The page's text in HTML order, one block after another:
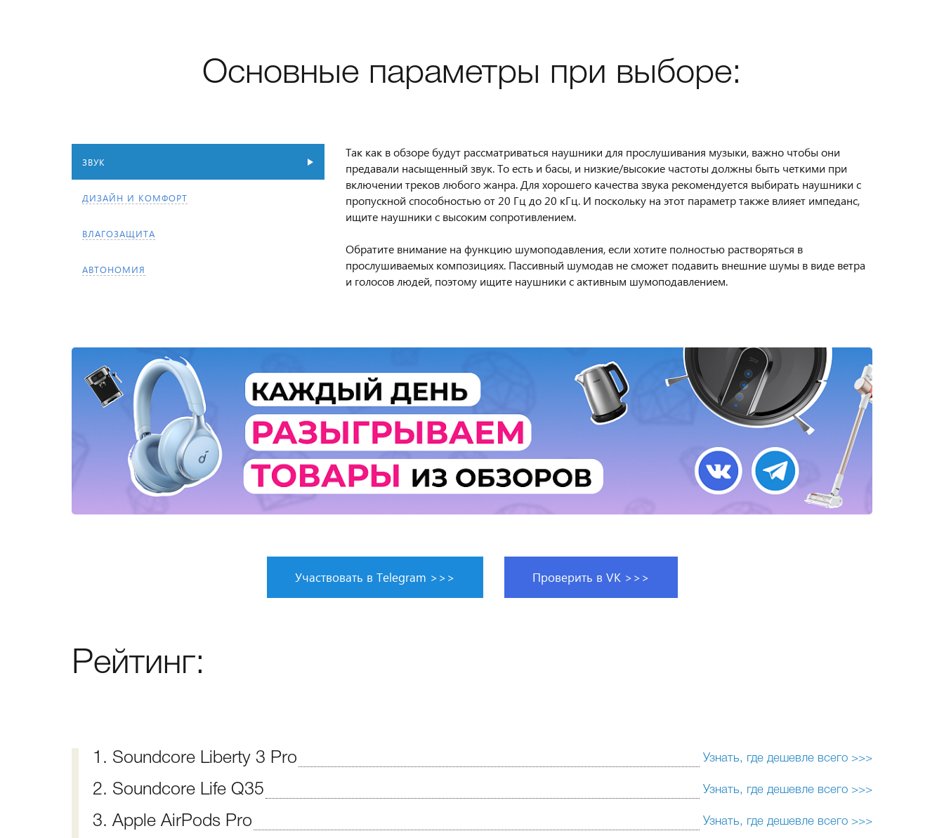
Основные параметры при выборе:
ЗВУК
ДИЗАЙН И КОМФОРТ
ВЛАГОЗАЩИТА
АВТОНОМИЯ
Так как в обзоре будут рассматриваться наушники для прослушивания музыки, важно чтобы они
предавали насыщенный звук. То есть и басы, и низкие/высокие частоты должны быть четкими при
включении треков любого жанра. Для хорошего качества звука рекомендуется выбирать наушники с
пропускной способностью от 20 Гц до 20 кГц. И поскольку на этот параметр также влияет импеданс,
ищите наушники с высоким сопротивлением.
Обратите внимание на функцию шумоподавления, если хотите полностью растворяться в
прослушиваемых композициях. Пассивный шумодав не сможет подавить внешние шумы в виде ветра
и голосов людей, поэтому ищите наушники с активным шумоподавлением.
Участвовать в Telegram >>> Проверить в VK >>>
Рейтинг:
1. Soundcore Liberty 3 Pro Узнать, где дешевле всего >>>
2. Soundcore Life Q35 Узнать, где дешевле всего >>>
3. Apple AirPods Pro Узнать, где дешевле всего >>>